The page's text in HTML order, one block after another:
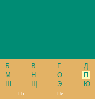
Б В Г Д
М Н О П
Ш Щ Э Ю
Пз Пи